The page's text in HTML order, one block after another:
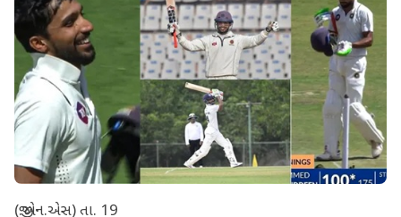
(જી.એન.એસ) તા. 19